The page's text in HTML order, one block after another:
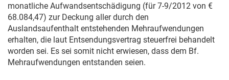
monatliche Aufwandsentschädigung (für 7-9/2012 von €
68.084,47) zur Deckung aller durch den
Auslandsaufenthalt entstehenden Mehraufwendungen
erhalten, die laut Entsendungsvertrag steuerfrei behandelt
worden sei. Es sei somit nicht erwiesen, dass dem Bf.
Mehraufwendungen entstanden seien.